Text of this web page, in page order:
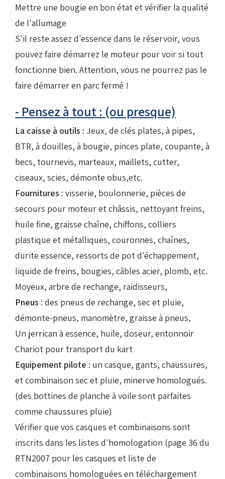
Mettre une bougie en bon état et vérifier la qualité
de l'allumage
S'il reste assez d'essence dans le réservoir, vous
pouvez faire démarrez le moteur pour voir si tout
fonctionne bien. Attention, vous ne pourrez pas le
faire démarrer en parc fermé !
- Pensez à tout : (ou presque)
La caisse à outils : Jeux, de clés plates, à pipes,
BTR, à douilles, à bougie, pinces plate, coupante, à
becs, tournevis, marteaux, maillets, cutter,
ciseaux, scies, démonte obus,etc.
Fournitures : visserie, boulonnerie, pièces de
secours pour moteur et châssis, nettoyant freins,
huile fine, graisse chaîne, chiffons, colliers
plastique et métalliques, couronnes, chaînes,
durite essence, ressorts de pot d'échappement,
liquide de freins, bougies, câbles acier, plomb, etc.
Moyeux, arbre de rechange, raidisseurs,
Pneus : des pneus de rechange, sec et pluie,
démonte-pneus, manomètre, graisse à pneus,
Un jerrican à essence, huile, doseur, entonnoir
Chariot pour transport du kart
Equipement pilote : un casque, gants, chaussures,
et combinaison sec et pluie, minerve homologués.
(des bottines de planche à voile sont parfaites
comme chaussures pluie)
Vérifier que vos casques et combinaisons sont
inscrits dans les listes d'homologation (page 36 du
RTN2007 pour les casques et liste de
combinaisons homologuées en téléchargement